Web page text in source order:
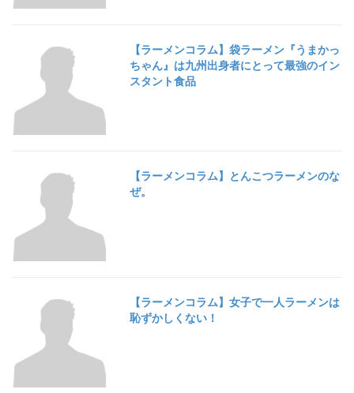
【ラーメンコラム】袋ラーメン『うまかっ
ちゃん』は九州出身者にとって最強のイン
スタント食品
【ラーメンコラム】とんこつラーメンのな
ぜ。
【ラーメンコラム】女子で一人ラーメンは
恥ずかしくない！